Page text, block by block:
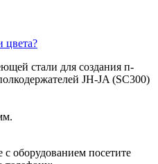
цвета?
стали для создания п-
JH-JA (SC300)
оборудованием посетите